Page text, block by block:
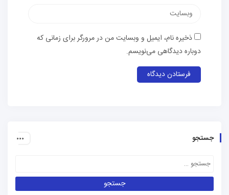
وب‌سایت
ذخیره نام، ایمیل و وبسایت من در مرورگر برای زمانی که
دوباره دیدگاهی می‌نویسم.
جستجو